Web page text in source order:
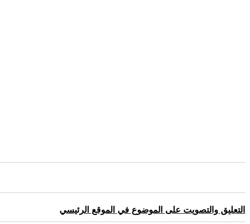
التعليق والتصويت على الموضوع في الموقع الرئيسي